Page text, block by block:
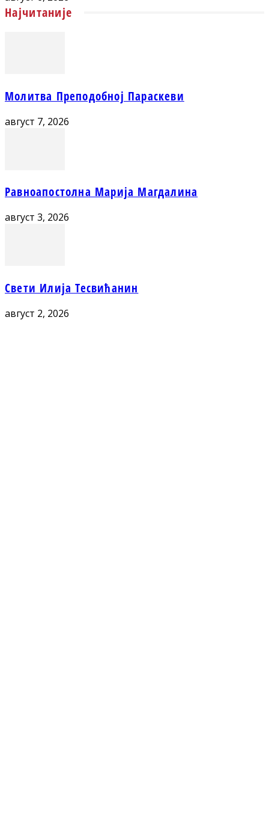
Најчитаније
Молитва Преподобној Параскеви
август 7, 2026
Равноапостолна Марија Магдалина
август 3, 2026
Свети Илија Тесвићанин
август 2, 2026